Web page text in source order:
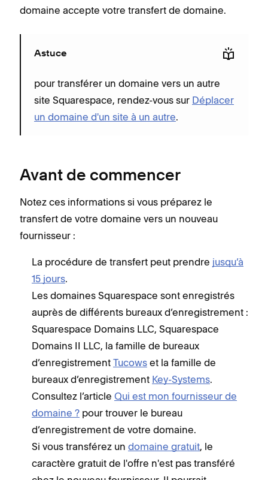
domaine accepte votre transfert de domaine.
Astuce
pour transférer un domaine vers un autre
site Squarespace, rendez-vous sur Déplacer
un domaine d'un site à un autre.
Avant de commencer
Notez ces informations si vous préparez le
transfert de votre domaine vers un nouveau
fournisseur :
La procédure de transfert peut prendre jusqu’à
15 jours.
Les domaines Squarespace sont enregistrés
auprès de différents bureaux d’enregistrement :
Squarespace Domains LLC, Squarespace
Domains II LLC, la famille de bureaux
d’enregistrement Tucows et la famille de
bureaux d’enregistrement Key-Systems.
Consultez l’article Qui est mon fournisseur de
domaine ? pour trouver le bureau
d’enregistrement de votre domaine.
Si vous transférez un domaine gratuit, le
caractère gratuit de l'offre n'est pas transféré